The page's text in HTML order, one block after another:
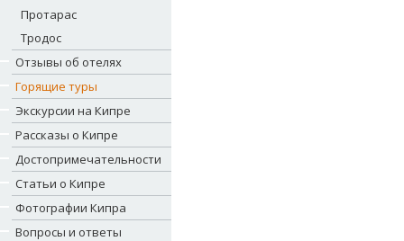
Протарас
Тродос
Отзывы об отелях
Горящие туры
Экскурсии на Кипре
Рассказы о Кипре
Достопримечательности
Статьи о Кипре
Фотографии Кипра
Вопросы и ответы